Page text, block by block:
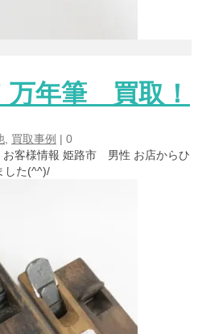
万年筆 買取！
買取事例 | 0
お客様情報 姫路市 男性 お店からひ
した(^^)/